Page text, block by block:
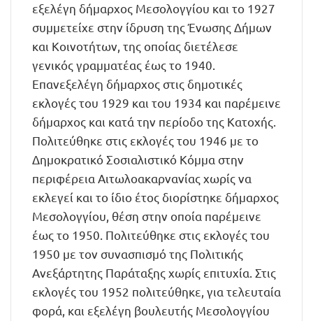
εξελέγη δήμαρχος Μεσολογγίου και το 1927
συμμετείχε στην ίδρυση της Ένωσης Δήμων
και Κοινοτήτων, της οποίας διετέλεσε
γενικός γραμματέας έως το 1940.
Επανεξελέγη δήμαρχος στις δημοτικές
εκλογές του 1929 και του 1934 και παρέμεινε
δήμαρχος και κατά την περίοδο της Κατοχής.
Πολιτεύθηκε στις εκλογές του 1946 με το
Δημοκρατικό Σοσιαλιστικό Κόμμα στην
περιφέρεια Αιτωλοακαρνανίας χωρίς να
εκλεγεί και το ίδιο έτος διορίστηκε δήμαρχος
Μεσολογγίου, θέση στην οποία παρέμεινε
έως το 1950. Πολιτεύθηκε στις εκλογές του
1950 με τον συνασπισμό της Πολιτικής
Ανεξάρτητης Παράταξης χωρίς επιτυχία. Στις
εκλογές του 1952 πολιτεύθηκε, για τελευταία
φορά, και εξελέγη βουλευτής Μεσολογγίου